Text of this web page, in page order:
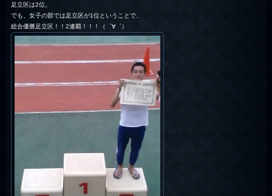
足立区は2位。
でも、女子の部では足立区が1位ということで、
総合優勝足立区！！2連覇！！！（゜∀゜）